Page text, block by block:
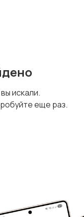
искали.
еще раз.